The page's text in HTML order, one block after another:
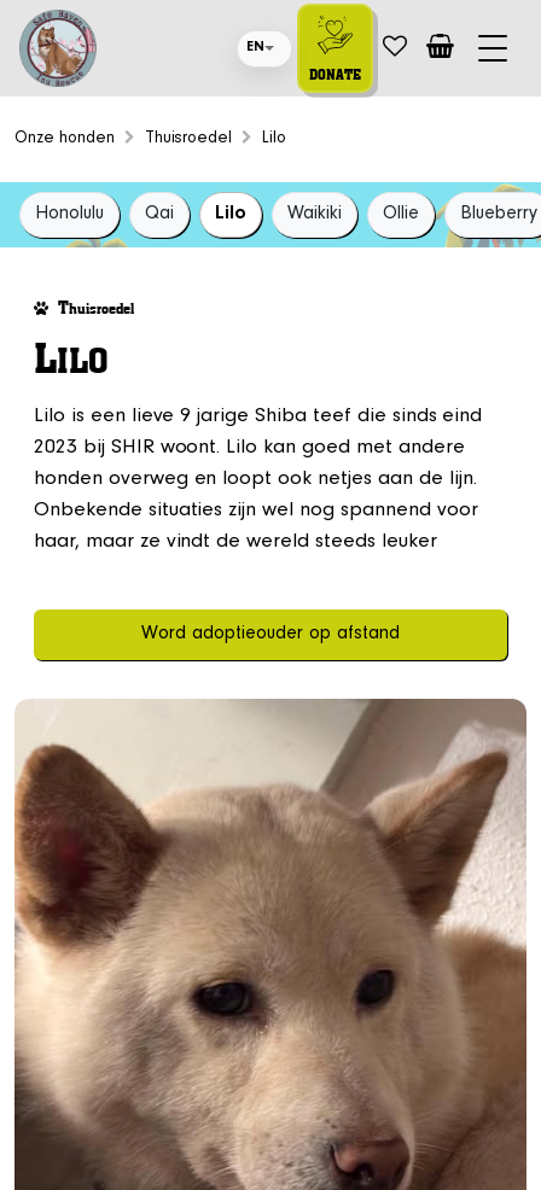
EN
DONATE
Onze honden Thuisroedel Lilo
Honolulu Qai Lilo Waikiki Ollie Blueberry
Thuisroedel
LILO
Lilo is een lieve 9 jarige Shiba teef die sinds eind
2023 bij SHIR woont. Lilo kan goed met andere
honden overweg en loopt ook netjes aan de lijn.
Onbekende situaties zijn wel nog spannend voor
haar, maar ze vindt de wereld steeds leuker
Word adoptieouder op afstand